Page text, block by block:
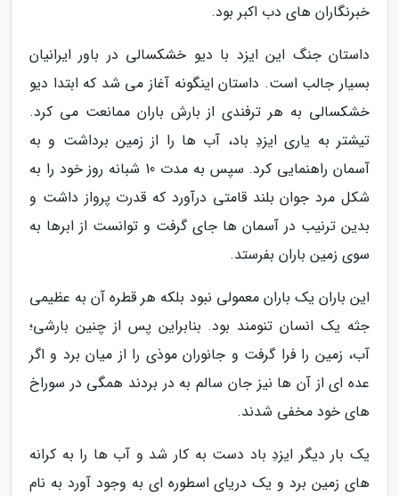
خبرنگاران های دب اکبر بود.
داستان جنگ این ایزد با دیو خشکسالی در باور ایرانیان
بسیار جالب است. داستان اینگونه آغاز می شد که ابتدا دیو
خشکسالی به هر ترفندی از بارش باران ممانعت می کرد.
تیشتر به یاری ایزدِ باد، آب ها را از زمین برداشت و به
آسمان راهنمایی کرد. سپس به مدت 10 شبانه روز خود را به
شکل مرد جوان بلند قامتی درآورد که قدرت پرواز داشت و
بدین ترنیب در آسمان ها جای گرفت و توانست از ابرها به
سوی زمین باران بفرستد.
این باران یک باران معمولی نبود بلکه هر قطره آن به عظیمی
جثه یک انسان تنومند بود. بنابراین پس از چنین بارشی؛
آب، زمین را فرا گرفت و جانوران موذی را از میان برد و اگر
عده ای از آن ها نیز جان سالم به در بردند همگی در سوراخ
های خود مخفی شدند.
یک بار دیگر ایزدِ باد دست به کار شد و آب ها را به کرانه
های زمین برد و یک دریای اسطوره ای به وجود آورد به نام